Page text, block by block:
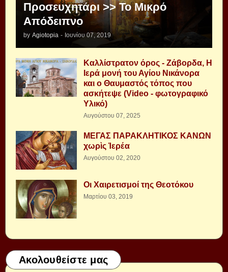
Προσευχητάρι >> Το Μικρό
Απόδειπνο
by Agiotopia - Ιουνίου 07, 2019
Καλλίστρατον όρος - Ζάβορδα, Η
Ιερά μονή του Αγίου Νικάνορα
και ο Θαυμαστός τόπος που
ασκήτεψε (Video - φωτογραφικό
Υλικό)
Αυγούστου 07, 2025
ΜΕΓΑΣ ΠΑΡΑΚΛΗΤΙΚΟΣ ΚΑΝΩΝ
χωρὶς Ἱερέα
Αυγούστου 02, 2020
Οι Χαιρετισμοί της Θεοτόκου
Μαρτίου 03, 2019
Ακολουθείστε μας